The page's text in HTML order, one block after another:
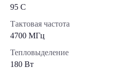
95 C
Тактовая частота
4700 МГц
Тепловыделение
180 Вт